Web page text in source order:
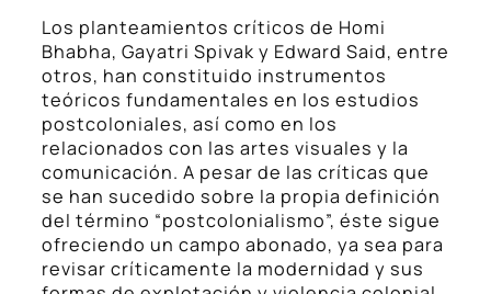
Los planteamientos críticos de Homi
Bhabha, Gayatri Spivak y Edward Said, entre
otros, han constituido instrumentos
teóricos fundamentales en los estudios
postcoloniales, así como en los
relacionados con las artes visuales y la
comunicación. A pesar de las críticas que
se han sucedido sobre la propia definición
del término “postcolonialismo”, éste sigue
ofreciendo un campo abonado, ya sea para
revisar críticamente la modernidad y sus